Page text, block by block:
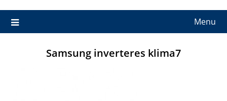
Menu
Samsung inverteres klima7